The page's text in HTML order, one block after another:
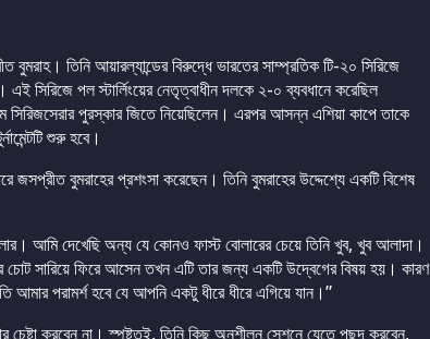
বুমরাহ। তিনি আয়ারল্যান্ডের বিরুদ্ধে ভারতের সাম্প্রতিক টি-২০ সিরিজে
সিরিজে পল স্টার্লিংয়ের নেতৃত্বাধীন দলকে ২-০ ব্যবধানে করেছিল
পুরস্কার জিতে নিয়েছিলেন। এরপর আসন্ন এশিয়া কাপে তাকে
শুরু হবে।
জসপ্রীত বুমরাহের প্রশংসা করেছেন। তিনি বুমরাহের উদ্দেশ্যে একটি বিশেষ
আমি দেখেছি অন্য যে কোনও ফাস্ট বোলারের চেয়ে তিনি খুব, খুব আলাদা।
সারিয়ে ফিরে আসেন তখন এটি তার জন্য একটি উদ্বেগের বিষয় হয়। কারণ
পরামর্শ হবে যে আপনি একটু ধীরে ধীরে এগিয়ে যান।”
করবেন না। স্পষ্টতই, তিনি কিছু অনুশীলন সেশনে যেতে পছন্দ করবেন,